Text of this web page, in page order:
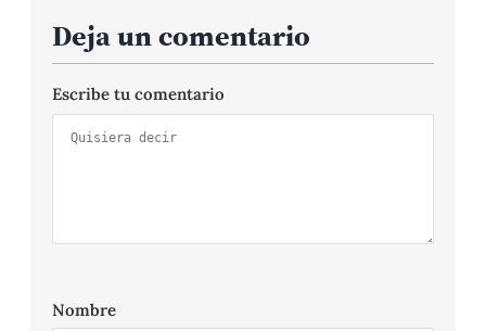
Deja un comentario
Escribe tu comentario
Nombre